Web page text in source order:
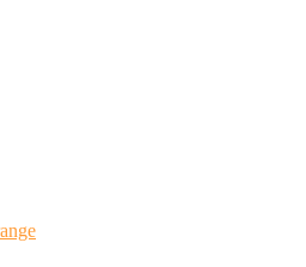
“Ich mache alles